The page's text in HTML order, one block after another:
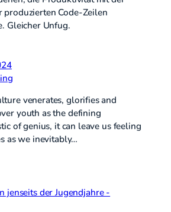
produzierten Code-Zeilen
Gleicher Unfug.
venerates, glorifies and
youth as the defining
of genius, it can leave us feeling
as we inevitably…
jenseits der Jugendjahre -